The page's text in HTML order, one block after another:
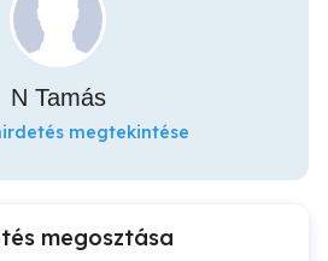
N Tamás
megtekintése
megosztása